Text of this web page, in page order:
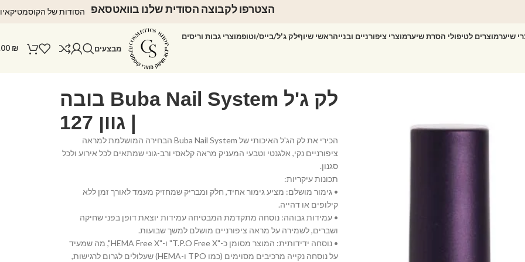
הצטרפו לקבוצה הסודית שלנו בוואטסאפ הסודות של
שיערמוצרים לטיפולי הסרת שיערמוצרי ציפורניים ובנייהראשי שיוףלק ג'ל/בייס/וטופמוצרי גבות וריסים
מבצעים ₪
לק ג'ל Buba Nail System בובה
| גוון 127
הכירי את לק הג'ל האיכותי של Buba Nail System הבחירה המושלמת למראה
ציפורניים נקי, אלגנטי וטבעי המעניק מראה קלאסי ורב-גוני שמתאים לכל אירוע ולכל
סגנון.
תכונות עיקריות:
• גימור מושלם: מציע גימור אחיד, חלק ומבריק שמחזיק מעמד לאורך זמן ללא
קילופים או דהייה.
• עמידות גבוהה: נוסחה מתקדמת המבטיחה עמידות יוצאת דופן בפני שחיקה
ושברים, לשמירה על מראה ציפורניים מושלם למשך שבועות.
• נוסחה ידידותית: המוצר מסומן כ-"T.P.O Free X" ו-"HEMA Free X", מה שמעיד
על נוסחה נקייה מרכיבים מסוימים (כמו TPO ו-HEMA) שעלולים לגרום לרגישות,